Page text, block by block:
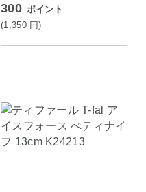
300 ポイント
(1,350 円)